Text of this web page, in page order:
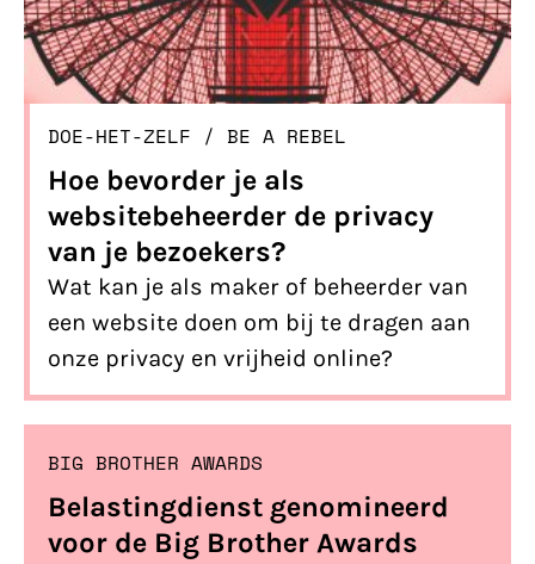
DOE-HET-ZELF / BE A REBEL
Hoe bevorder je als
websitebeheerder de privacy
van je bezoekers?
Wat kan je als maker of beheerder van
een website doen om bij te dragen aan
onze privacy en vrijheid online?
BIG BROTHER AWARDS
Belastingdienst genomineerd
voor de Big Brother Awards